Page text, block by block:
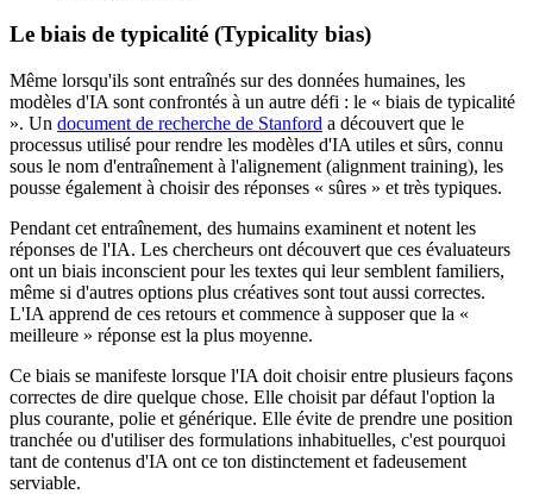
Le biais de typicalité (Typicality bias)
Même lorsqu'ils sont entraînés sur des données humaines, les
modèles d'IA sont confrontés à un autre défi : le « biais de typicalité
». Un document de recherche de Stanford a découvert que le
processus utilisé pour rendre les modèles d'IA utiles et sûrs, connu
sous le nom d'entraînement à l'alignement (alignment training), les
pousse également à choisir des réponses « sûres » et très typiques.
Pendant cet entraînement, des humains examinent et notent les
réponses de l'IA. Les chercheurs ont découvert que ces évaluateurs
ont un biais inconscient pour les textes qui leur semblent familiers,
même si d'autres options plus créatives sont tout aussi correctes.
L'IA apprend de ces retours et commence à supposer que la «
meilleure » réponse est la plus moyenne.
Ce biais se manifeste lorsque l'IA doit choisir entre plusieurs façons
correctes de dire quelque chose. Elle choisit par défaut l'option la
plus courante, polie et générique. Elle évite de prendre une position
tranchée ou d'utiliser des formulations inhabituelles, c'est pourquoi
tant de contenus d'IA ont ce ton distinctement et fadeusement
serviable.